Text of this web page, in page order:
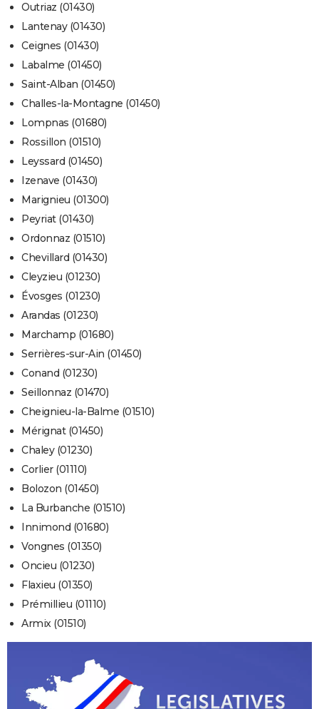
Outriaz (01430)
Lantenay (01430)
Ceignes (01430)
Labalme (01450)
Saint-Alban (01450)
Challes-la-Montagne (01450)
Lompnas (01680)
Rossillon (01510)
Leyssard (01450)
Izenave (01430)
Marignieu (01300)
Peyriat (01430)
Ordonnaz (01510)
Chevillard (01430)
Cleyzieu (01230)
Évosges (01230)
Arandas (01230)
Marchamp (01680)
Serrières-sur-Ain (01450)
Conand (01230)
Seillonnaz (01470)
Cheignieu-la-Balme (01510)
Mérignat (01450)
Chaley (01230)
Corlier (01110)
Bolozon (01450)
La Burbanche (01510)
Innimond (01680)
Vongnes (01350)
Oncieu (01230)
Flaxieu (01350)
Prémillieu (01110)
Armix (01510)